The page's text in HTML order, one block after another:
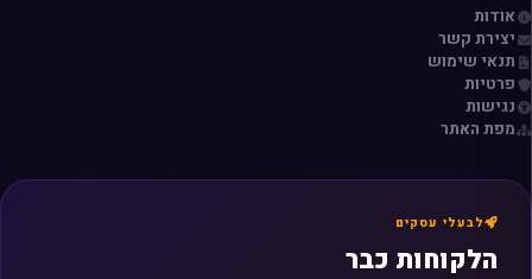
אודות
יצירת קשר
תנאי שימוש
פרטיות
נגישות
מפת האתר
לבעלי עסקים
הלקוחות כבר